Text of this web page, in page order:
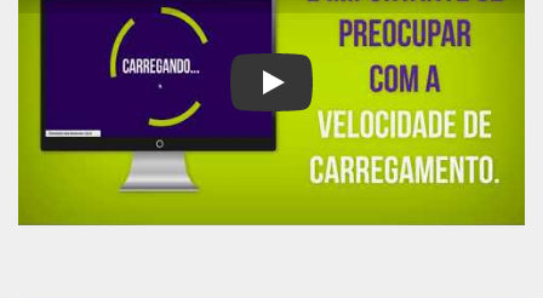
A melhor agência de criar site